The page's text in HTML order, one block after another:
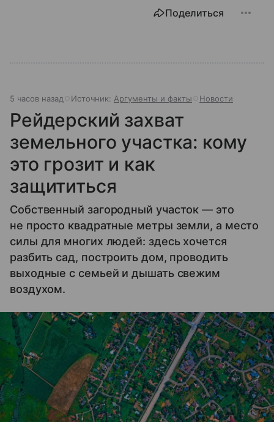
Поделиться
5 часов назад Источник: Аргументы и факты Новости
Рейдерский захват
земельного участка: кому
это грозит и как
защититься
Собственный загородный участок — это
не просто квадратные метры земли, а место
силы для многих людей: здесь хочется
разбить сад, построить дом, проводить
выходные с семьей и дышать свежим
воздухом.